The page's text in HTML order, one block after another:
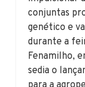
conjuntas
genético e
durante a
Fenamilho,
sedia o